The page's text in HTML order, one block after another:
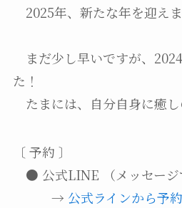
2025年、新たな年を迎え
まだ少し早いですが、
た！
たまには、自分自身に癒
〔 予約 〕
● 公式LINE （メッセージ
→ 公式ラインから予約